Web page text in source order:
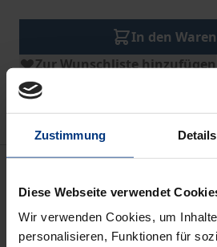
Zustimmung Details
Diese Webseite verwendet
Wir verwenden Cookies, um
personalisieren, Funktionen für
In den
Zur Wunschliste hinzufügen
Hinweise zu Versandkosten
Wer bestimmt eigentlich, was
Nachhaltigkeit von